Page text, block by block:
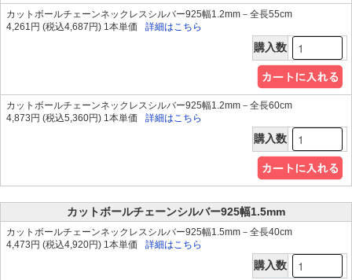
カットボールチェーンネックレスシルバー925幅1.2mm－全長55cm
4,261円 (税込4,687円) 1本単価
詳細はこちら
購入数
カットボールチェーンネックレスシルバー925幅1.2mm－全長60cm
4,873円 (税込5,360円) 1本単価
詳細はこちら
購入数
カットボールチェーンシルバー925幅1.5mm
カットボールチェーンネックレスシルバー925幅1.5mm－全長40cm
4,473円 (税込4,920円) 1本単価
詳細はこちら
購入数